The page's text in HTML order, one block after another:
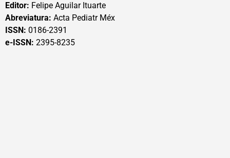
Editor: Felipe Aguilar Ituarte
Abreviatura: Acta Pediatr Méx
ISSN: 0186-2391
e-ISSN: 2395-8235